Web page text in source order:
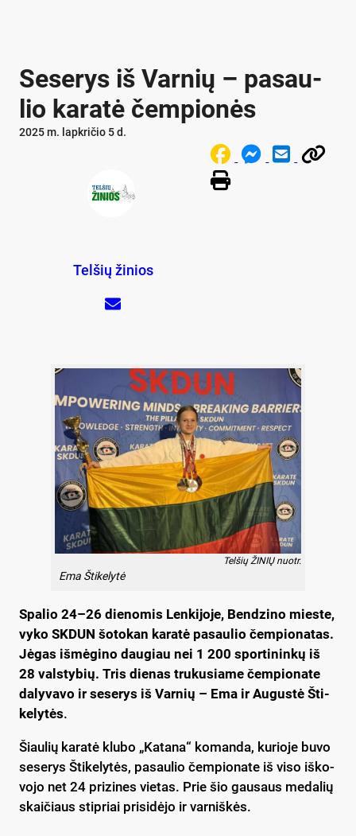
Se­se­rys iš Var­nių – pa­sau­
lio ka­ra­tė čem­pio­nės
2025 m. lapkričio 5 d.
Telšių žinios
Telšių ŽINIŲ nuotr.
Ema Štikelytė
Spa­lio 24–26 die­no­mis Len­ki­jo­je, Ben­dzi­no mies­te,
vy­ko SKDUN šo­to­kan ka­ra­tė pa­sau­lio čem­pio­na­tas.
Jė­gas iš­mė­gi­no dau­giau nei 1 200 spor­ti­nin­kų iš
28 vals­ty­bių. Tris die­nas tru­ku­sia­me čem­pio­na­te
da­ly­va­vo ir se­se­rys iš Var­nių – Ema ir Au­gus­tė Šti­
ke­ly­tės.
Šiau­lių ka­ra­tė klu­bo „Ka­ta­na“ ko­man­da, ku­rio­je bu­vo
se­se­rys Šti­ke­ly­tės, pa­sau­lio čem­pio­na­te iš vi­so iš­ko­
vo­jo net 24 pri­zi­nes vie­tas. Prie šio gau­saus me­da­lių
skai­čiaus stip­riai pri­si­dė­jo ir var­niš­kės.